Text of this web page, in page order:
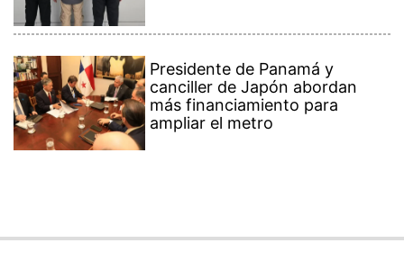
Presidente de Panamá y
canciller de Japón abordan
más financiamiento para
ampliar el metro